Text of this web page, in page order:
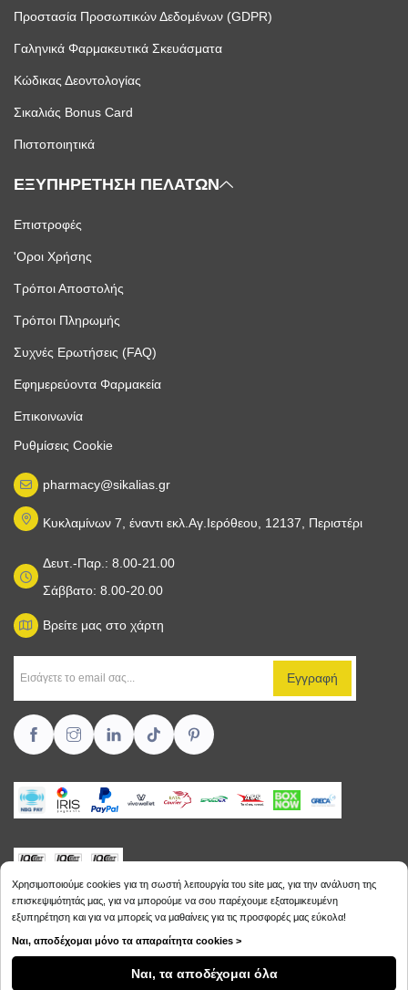
Προστασία Προσωπικών Δεδομένων (GDPR)
Γαληνικά Φαρμακευτικά Σκευάσματα
Κώδικας Δεοντολογίας
Σικαλιάς Bonus Card
Πιστοποιητικά
ΕΞΥΠΗΡΕΤΗΣΗ ΠΕΛΑΤΩΝ
Επιστροφές
'Οροι Χρήσης
Τρόποι Αποστολής
Τρόποι Πληρωμής
Συχνές Ερωτήσεις (FAQ)
Εφημερεύοντα Φαρμακεία
Επικοινωνία
Ρυθμίσεις Cookie
pharmacy@sikalias.gr
Κυκλαμίνων 7, έναντι εκλ.Αγ.Ιερόθεου, 12137, Περιστέρι
Δευτ.-Παρ.: 8.00-21.00
Σάββατο: 8.00-20.00
Βρείτε μας στο χάρτη
Copyright © 2026Sikalias.gr
Χρησιμοποιούμε cookies για τη σωστή λειτουργία του site μας, για την ανάλυση της
επισκεψιμότητάς μας, για να μπορούμε να σου παρέχουμε εξατομικευμένη
εξυπηρέτηση και για να μπορείς να μαθαίνεις για τις προσφορές μας εύκολα!
Ναι, αποδέχομαι μόνο τα απαραίτητα cookies >
Ναι, τα αποδέχομαι όλα